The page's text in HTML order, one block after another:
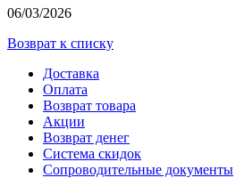
06/03/2026
Возврат к списку
Доставка
Оплата
Возврат товара
Акции
Возврат денег
Система скидок
Сопроводительные документы